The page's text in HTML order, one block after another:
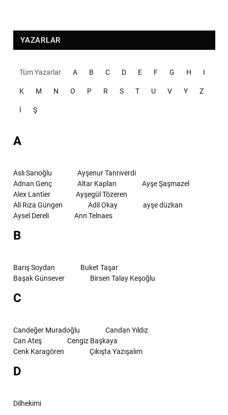
YAZARLAR
Tüm Yazarlar A B C D E F G H I
K M N O P R S T U V Y Z
İ Ş
A
Aslı Sarıoğlu
Ayşenur Tanrıverdi
Adnan Genç
Altar Kaplan
Ayşe Şaşmazel
Alex Lantier
Ayşegül Tözeren
Ali Rıza Güngen
Adil Okay
ayşe düzkan
Aysel Dereli
Ann Telnaes
B
Barış Soydan
Buket Taşar
Başak Günsever
Birsen Talay Keşoğlu
C
Candeğer Muradoğlu
Candan Yıldız
Can Ateş
Cengiz Başkaya
Cenk Karagören
Çıkışta Yazışalım
D
Dilhekimi